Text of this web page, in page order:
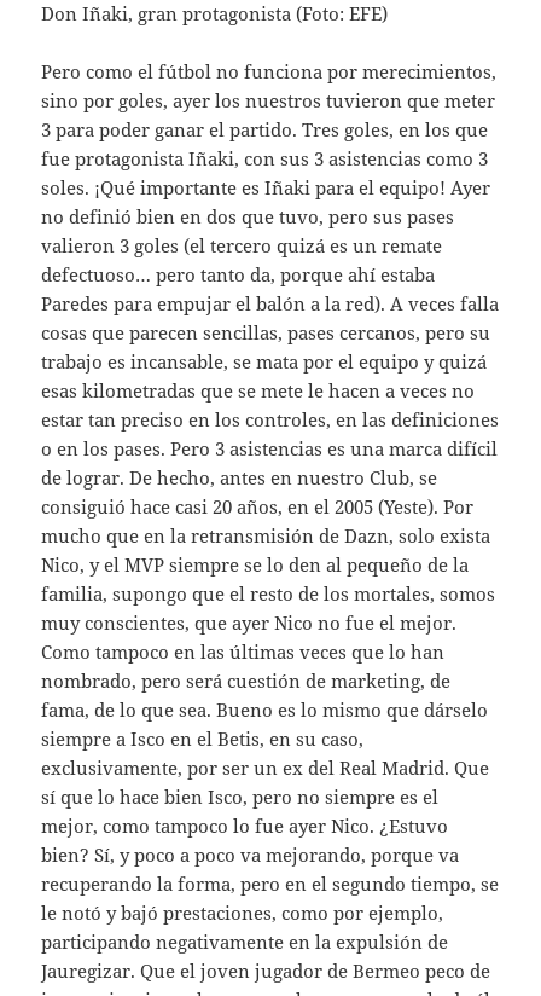
Don Iñaki, gran protagonista (Foto: EFE)
Pero como el fútbol no funciona por merecimientos,
sino por goles, ayer los nuestros tuvieron que meter
3 para poder ganar el partido. Tres goles, en los que
fue protagonista Iñaki, con sus 3 asistencias como 3
soles. ¡Qué importante es Iñaki para el equipo! Ayer
no definió bien en dos que tuvo, pero sus pases
valieron 3 goles (el tercero quizá es un remate
defectuoso… pero tanto da, porque ahí estaba
Paredes para empujar el balón a la red). A veces falla
cosas que parecen sencillas, pases cercanos, pero su
trabajo es incansable, se mata por el equipo y quizá
esas kilometradas que se mete le hacen a veces no
estar tan preciso en los controles, en las definiciones
o en los pases. Pero 3 asistencias es una marca difícil
de lograr. De hecho, antes en nuestro Club, se
consiguió hace casi 20 años, en el 2005 (Yeste). Por
mucho que en la retransmisión de Dazn, solo exista
Nico, y el MVP siempre se lo den al pequeño de la
familia, supongo que el resto de los mortales, somos
muy conscientes, que ayer Nico no fue el mejor.
Como tampoco en las últimas veces que lo han
nombrado, pero será cuestión de marketing, de
fama, de lo que sea. Bueno es lo mismo que dárselo
siempre a Isco en el Betis, en su caso,
exclusivamente, por ser un ex del Real Madrid. Que
sí que lo hace bien Isco, pero no siempre es el
mejor, como tampoco lo fue ayer Nico. ¿Estuvo
bien? Sí, y poco a poco va mejorando, porque va
recuperando la forma, pero en el segundo tiempo, se
le notó y bajó prestaciones, como por ejemplo,
participando negativamente en la expulsión de
Jauregizar. Que el joven jugador de Bermeo peco de